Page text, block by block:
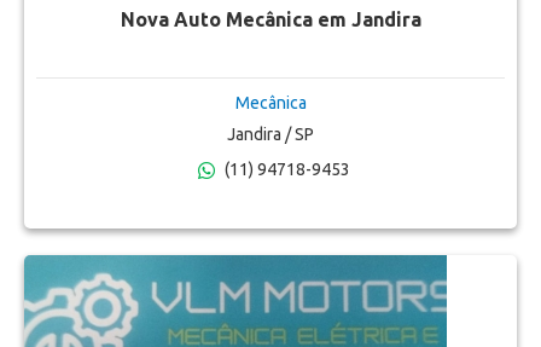
Nova Auto Mecânica em Jandira
Mecânica
Jandira / SP
(11) 94718-9453